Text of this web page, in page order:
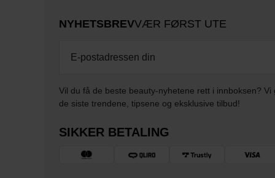
NYHETSBREVVÆR FØRST UTE
Vil du få de beste beauty-nyhetene rett i innboksen? Vi
de siste trendene, tipsene og eksklusive tilbud!
SIKKER BETALING